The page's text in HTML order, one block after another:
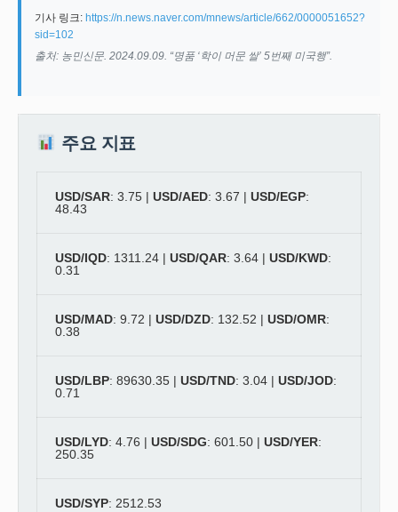
기사 링크: https://n.news.naver.com/mnews/article/662/0000051652?
sid=102
출처: 농민신문. 2024.09.09. “명품 ‘학이 머문 쌀’ 5번째 미국행”.
주요 지표
USD/SAR: 3.75 | USD/AED: 3.67 | USD/EGP:
48.43
USD/IQD: 1311.24 | USD/QAR: 3.64 | USD/KWD:
0.31
USD/MAD: 9.72 | USD/DZD: 132.52 | USD/OMR:
0.38
USD/LBP: 89630.35 | USD/TND: 3.04 | USD/JOD:
0.71
USD/LYD: 4.76 | USD/SDG: 601.50 | USD/YER:
250.35
USD/SYP: 2512.53